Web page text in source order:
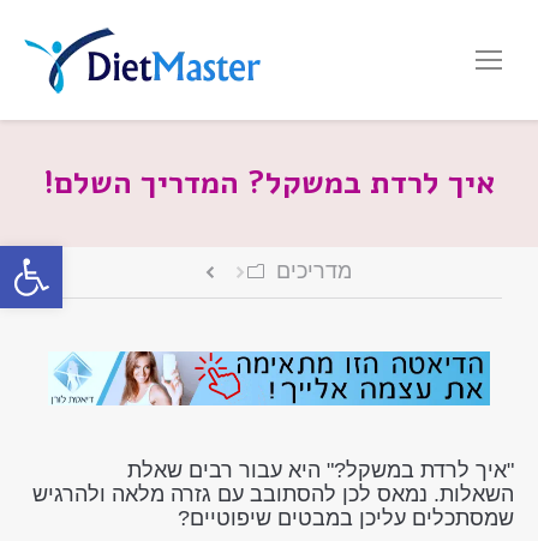
פתח
איך לרדת במשקל? המדריך השלם!
מדריכים
"איך לרדת במשקל?" היא עבור רבים שאלת
השאלות. נמאס לכן להסתובב עם גזרה מלאה ולהרגיש
שמסתכלים עליכן במבטים שיפוטיים?